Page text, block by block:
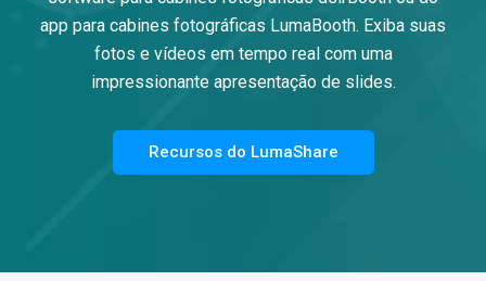
app para cabines fotográficas LumaBooth. Exiba suas
fotos e vídeos em tempo real com uma
impressionante apresentação de slides.
Recursos do LumaShare